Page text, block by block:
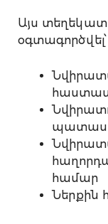
Այս
օգտագործվել՝
համար
Ներքին